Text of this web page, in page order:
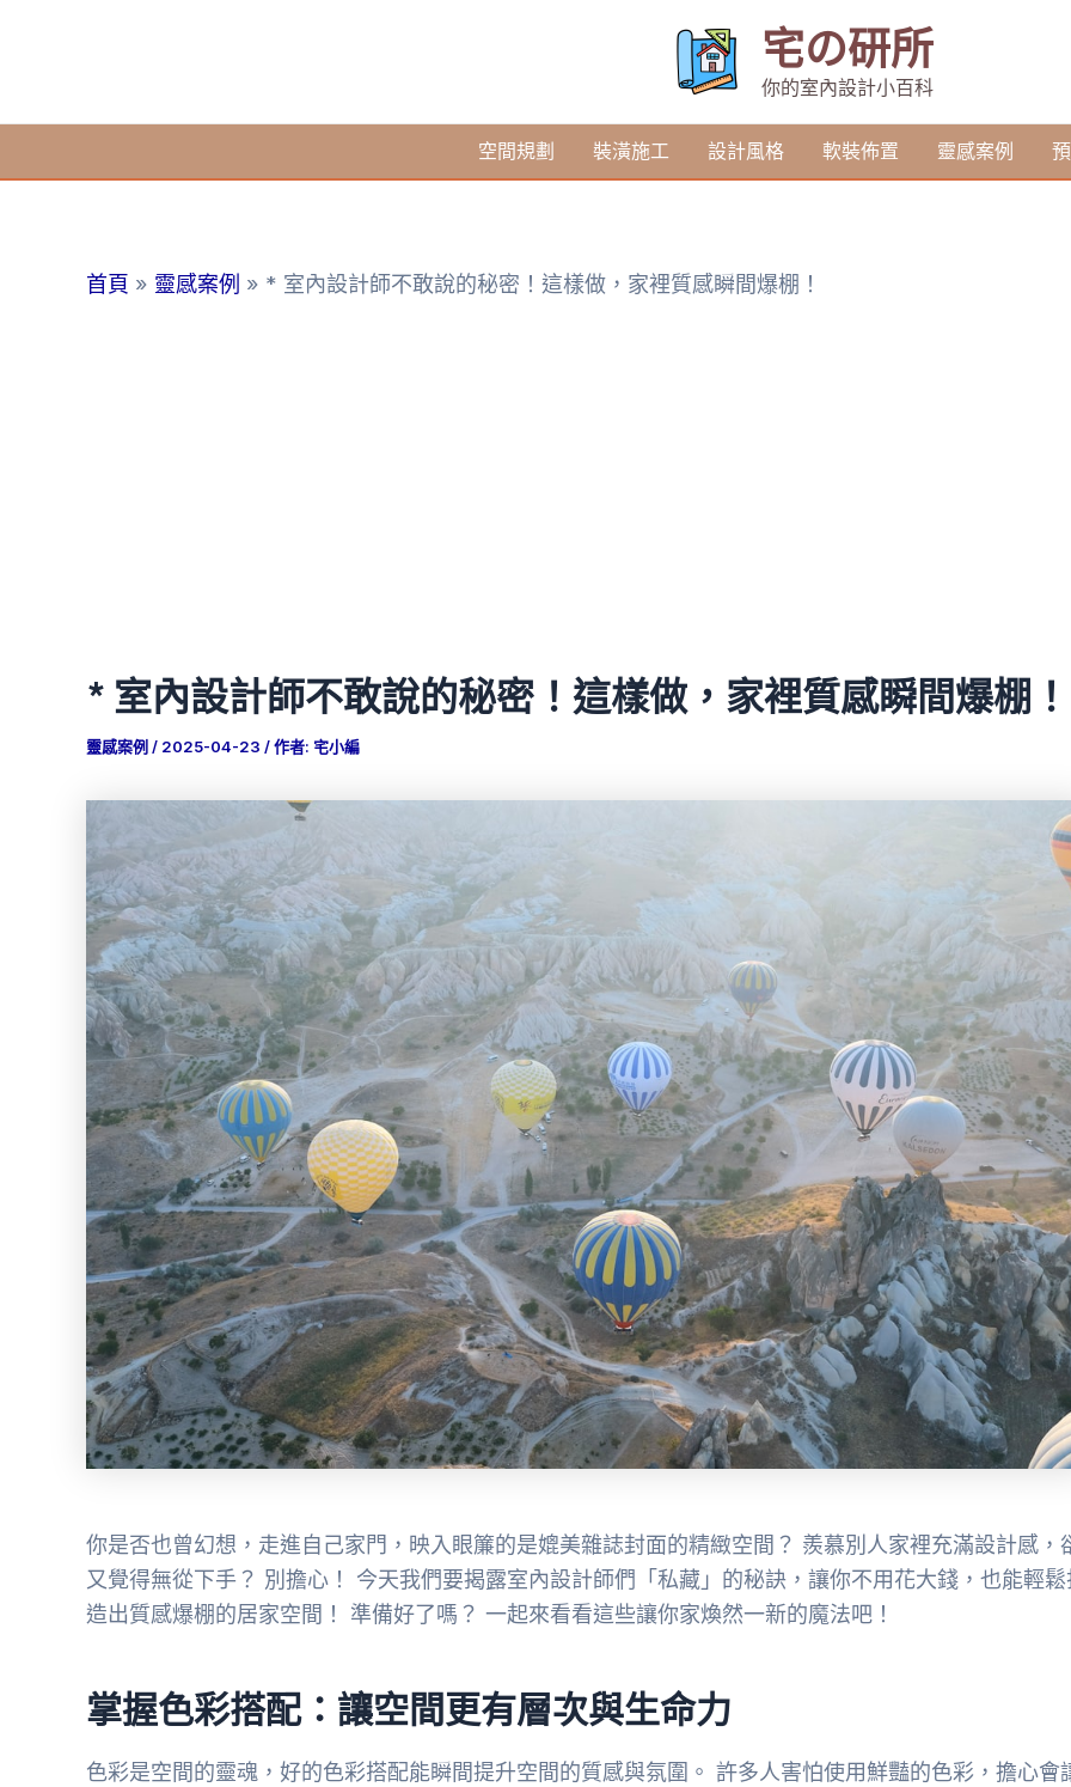
要
宅の研所
你的室內設計小百科
空間規劃 裝潢施工 設計風格 軟裝佈置 靈感案例
首頁 靈感案例 * 室內設計師不敢說的秘密！這樣做，家裡質感瞬間爆棚！
* 室內設計師不敢說的秘密！這樣做，家裡質感瞬間爆棚！
靈感案例 / 2025-04-23 / 作者: 宅小編
你是否也曾幻想，走進自己家門，映入眼簾的是媲美雜誌封面的精緻空間？ 羨慕別人家裡充滿設計感，
又覺得無從下手？ 別擔心！ 今天我們要揭露室內設計師們「私藏」的秘訣，讓你不用花大錢，也能輕鬆
造出質感爆棚的居家空間！ 準備好了嗎？ 一起來看看這些讓你家煥然一新的魔法吧！
掌握色彩搭配：讓空間更有層次與生命力
色彩是空間的靈魂，好的色彩搭配能瞬間提升空間的質感與氛圍。 許多人害怕使用鮮豔的色彩，擔心會